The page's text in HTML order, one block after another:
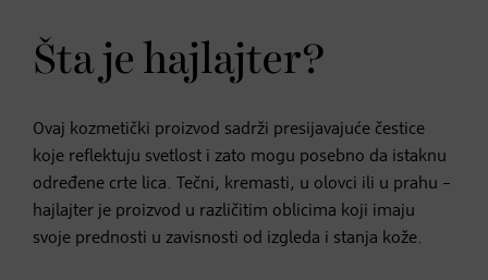
Šta je hajlajter?
Ovaj kozmetički proizvod sadrži presijavajuće čestice
koje reflektuju svetlost i zato mogu posebno da istaknu
određene crte lica. Tečni, kremasti, u olovci ili u prahu –
hajlajter je proizvod u različitim oblicima koji imaju
svoje prednosti u zavisnosti od izgleda i stanja kože.